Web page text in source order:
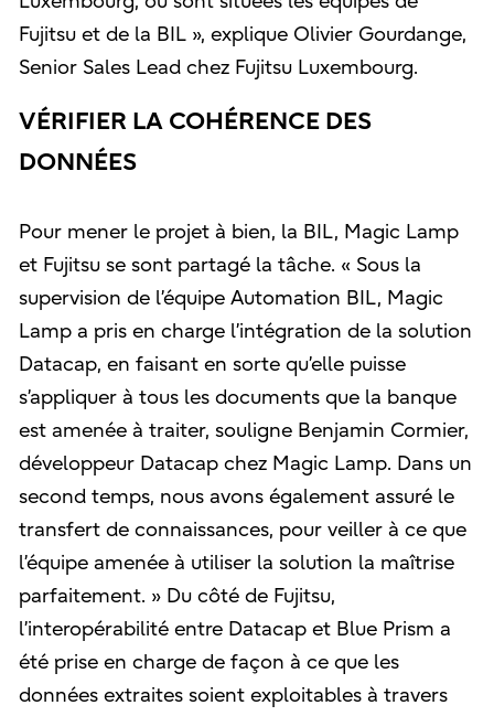
Fujitsu et de la BIL », explique Olivier Gourdange,
Senior Sales Lead chez Fujitsu Luxembourg.
VÉRIFIER LA COHÉRENCE DES
DONNÉES
Pour mener le projet à bien, la BIL, Magic Lamp
et Fujitsu se sont partagé la tâche. « Sous la
supervision de l’équipe Automation BIL, Magic
Lamp a pris en charge l’intégration de la solution
Datacap, en faisant en sorte qu’elle puisse
s’appliquer à tous les documents que la banque
est amenée à traiter, souligne Benjamin Cormier,
développeur Datacap chez Magic Lamp. Dans un
second temps, nous avons également assuré le
transfert de connaissances, pour veiller à ce que
l’équipe amenée à utiliser la solution la maîtrise
parfaitement. » Du côté de Fujitsu,
l’interopérabilité entre Datacap et Blue Prism a
été prise en charge de façon à ce que les
données extraites soient exploitables à travers